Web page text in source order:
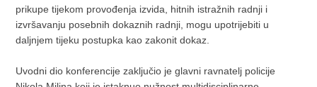
prikupe tijekom provođenja izvida, hitnih istražnih radnji i
izvršavanju posebnih dokaznih radnji, mogu upotrijebiti u
daljnjem tijeku postupka kao zakonit dokaz.
Uvodni dio konferencije zaključio je glavni ravnatelj policije